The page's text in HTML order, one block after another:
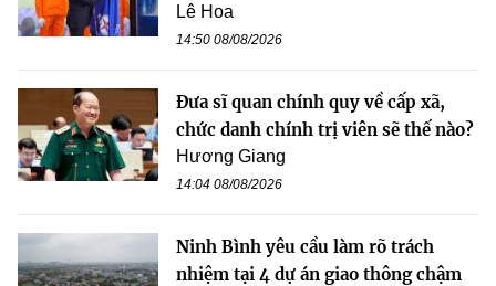
Lê Hoa
14:50 08/08/2026
Đưa sĩ quan chính quy về cấp xã,
chức danh chính trị viên sẽ thế nào?
Hương Giang
14:04 08/08/2026
Ninh Bình yêu cầu làm rõ trách
nhiệm tại 4 dự án giao thông chậm